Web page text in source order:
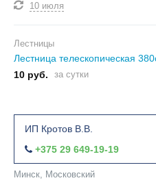
10 июля
Лестницы
Лестница телескопическая
10 руб.
за сутки
ИП Кротов В.В.
+375 29 649-19-19
Минск, Московский